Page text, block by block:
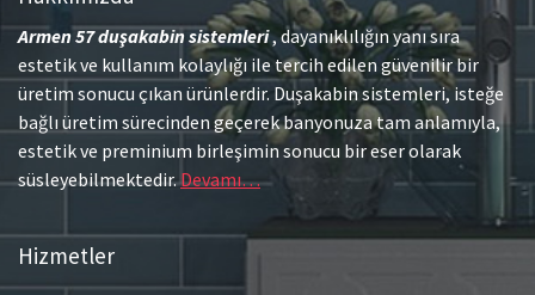
Armen 57duşakabin sistemleri, dayanıklılığın yanı sıra
estetik ve kullanım kolaylığı ile tercih edilen güvenilir bir
üretim sonucu çıkan ürünlerdir. Duşakabin sistemleri, isteğe
bağlı üretim sürecinden geçerek banyonuza tam anlamıyla,
estetik ve preminium birleşimin sonucu bir eser olarak
süsleyebilmektedir.Devamı…
Hizmetler